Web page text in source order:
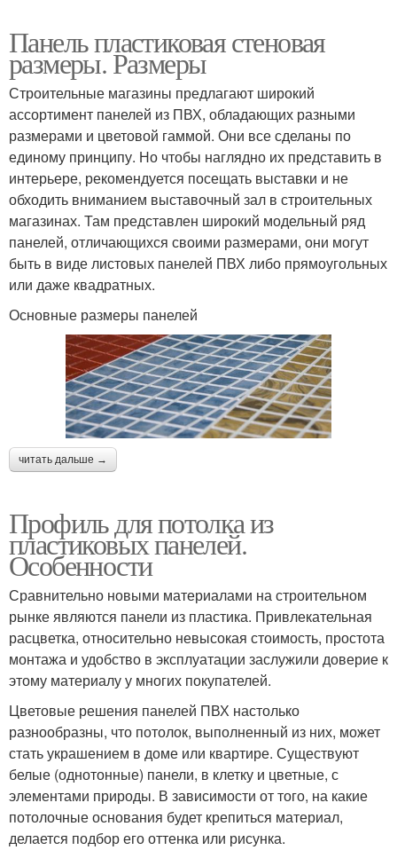
Панель пластиковая стеновая
размеры. Размеры
Строительные магазины предлагают широкий
ассортимент панелей из ПВХ, обладающих разными
размерами и цветовой гаммой. Они все сделаны по
единому принципу. Но чтобы наглядно их представить в
интерьере, рекомендуется посещать выставки и не
обходить вниманием выставочный зал в строительных
магазинах. Там представлен широкий модельный ряд
панелей, отличающихся своими размерами, они могут
быть в виде листовых панелей ПВХ либо прямоугольных
или даже квадратных.
Основные размеры панелей
читать дальше →
Профиль для потолка из
пластиковых панелей.
Особенности
Сравнительно новыми материалами на строительном
рынке являются панели из пластика. Привлекательная
расцветка, относительно невысокая стоимость, простота
монтажа и удобство в эксплуатации заслужили доверие к
этому материалу у многих покупателей.
Цветовые решения панелей ПВХ настолько
разнообразны, что потолок, выполненный из них, может
стать украшением в доме или квартире. Существуют
белые (однотонные) панели, в клетку и цветные, с
элементами природы. В зависимости от того, на какие
потолочные основания будет крепиться материал,
делается подбор его оттенка или рисунка.